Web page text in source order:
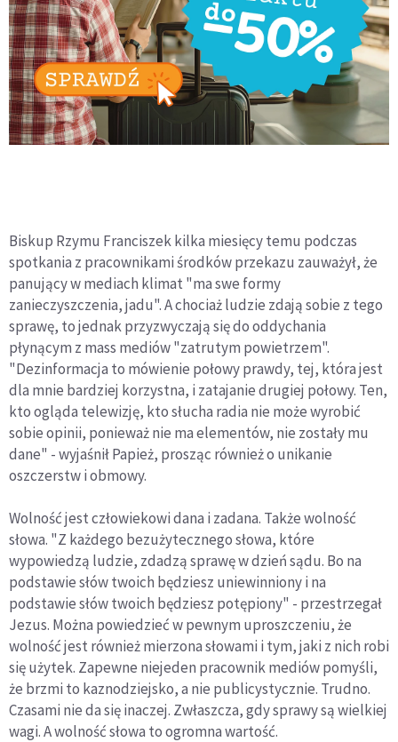
Biskup Rzymu Franciszek kilka miesięcy temu podczas
spotkania z pracownikami środków przekazu zauważył, że
panujący w mediach klimat "ma swe formy
zanieczyszczenia, jadu". A chociaż ludzie zdają sobie z tego
sprawę, to jednak przyzwyczają się do oddychania
płynącym z mass mediów "zatrutym powietrzem".
"Dezinformacja to mówienie połowy prawdy, tej, która jest
dla mnie bardziej korzystna, i zatajanie drugiej połowy. Ten,
kto ogląda telewizję, kto słucha radia nie może wyrobić
sobie opinii, ponieważ nie ma elementów, nie zostały mu
dane" - wyjaśnił Papież, prosząc również o unikanie
oszczerstw i obmowy.
Wolność jest człowiekowi dana i zadana. Także wolność
słowa. "Z każdego bezużytecznego słowa, które
wypowiedzą ludzie, zdadzą sprawę w dzień sądu. Bo na
podstawie słów twoich będziesz uniewinniony i na
podstawie słów twoich będziesz potępiony" - przestrzegał
Jezus. Można powiedzieć w pewnym uproszczeniu, że
wolność jest również mierzona słowami i tym, jaki z nich robi
się użytek. Zapewne niejeden pracownik mediów pomyśli,
że brzmi to kaznodziejsko, a nie publicystycznie. Trudno.
Czasami nie da się inaczej. Zwłaszcza, gdy sprawy są wielkiej
wagi. A wolność słowa to ogromna wartość.